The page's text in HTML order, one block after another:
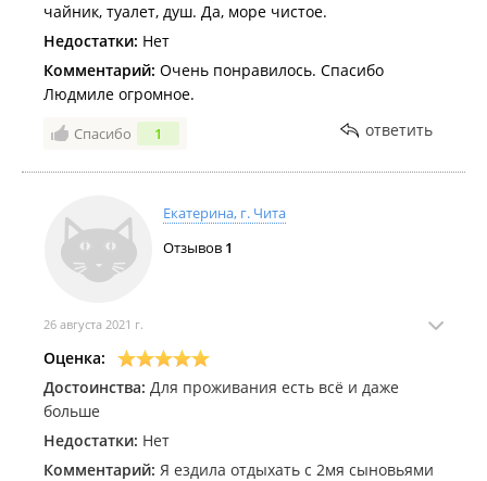
чайник, туалет, душ. Да, море чистое.
Недостатки: Нет
Комментарий: Очень понравилось. Спасибо
Людмиле огромное.
Спасибо 1 ответить
Екатерина, г. Чита
Отзывов 1
26 августа 2021 г.
Оценка:
Достоинства: Для проживания есть всё и даже
больше
Недостатки: Нет
Комментарий: Я ездила отдыхать с 2мя сыновьями